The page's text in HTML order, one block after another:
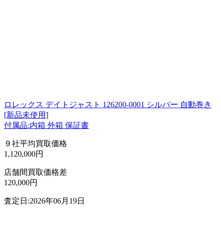
ロレックス デイトジャスト 126200-0001 シルバー 自動巻き
[新品未使用]
付属品:内箱 外箱 保証書
９社平均買取価格
1,120,000円
店舗間買取価格差
120,000円
査定日:2026年06月19日